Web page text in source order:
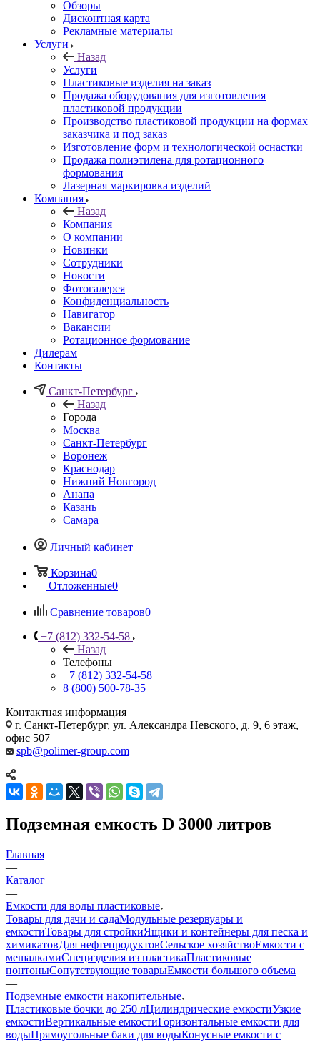
Обзоры
Дисконтная карта
Рекламные материалы
Услуги
Назад
Услуги
Пластиковые изделия на заказ
Продажа оборудования для изготовления
пластиковой продукции
Производство пластиковой продукции на формах
заказчика и под заказ
Изготовление форм и технологической оснастки
Продажа полиэтилена для ротационного
формования
Лазерная маркировка изделий
Компания
Назад
Компания
О компании
Новинки
Сотрудники
Новости
Фотогалерея
Конфиденциальность
Навигатор
Вакансии
Ротационное формование
Дилерам
Контакты
Санкт-Петербург
Назад
Города
Москва
Санкт-Петербург
Воронеж
Краснодар
Нижний Новгород
Анапа
Казань
Самара
Личный кабинет
Корзина0
Отложенные0
Сравнение товаров0
+7 (812) 332-54-58
Назад
Телефоны
+7 (812) 332-54-58
8 (800) 500-78-35
Контактная информация
г. Санкт-Петербург, ул. Александра Невского, д. 9, 6 этаж,
офис 507
spb@polimer-group.com
Подземная емкость D 3000 литров
Главная
—
Каталог
—
Емкости для воды пластиковые
Товары для дачи и садаМодульные резервуары и
емкостиТовары для стройкиЯщики и контейнеры для песка и
химикатовДля нефтепродуктовСельское хозяйствоЕмкости с
мешалкамиСпецизделия из пластикаПластиковые
понтоныСопутствующие товарыЕмкости большого объема
—
Подземные емкости накопительные
Пластиковые бочки до 250 лЦилиндрические емкостиУзкие
емкостиВертикальные емкостиГоризонтальные емкости для
водыПрямоугольные баки для водыКонусные емкости с